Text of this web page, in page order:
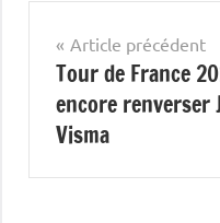
Navigation
de
l’article
Article précédent
Tour de France
encore renverser
Visma